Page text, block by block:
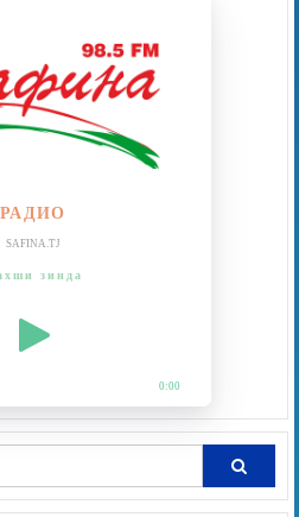
РАДИО
SAFINA.TJ
зинда
0:00